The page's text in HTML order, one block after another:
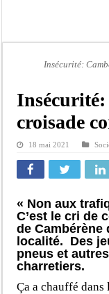
Affaire « Un étudiant, un
Barthélémy Dias réclame
Projet «Un étudiant, Un
Marché de colonie de
Insécurité:
Insécurité:
croisade
18 mai 2021
« Non aux
C’est le cri de
de
localité. Des
pneus et
charretiers.
Ça a chauffé dans